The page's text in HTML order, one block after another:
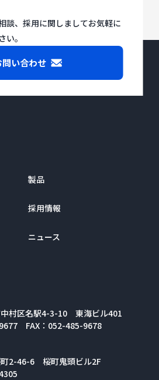
中村区名駅4-3-10 東海ビル401
FAX：052-485-9678
町2-46-6 桜町鬼頭ビル2F
製品
採用情報
ニュース
談、採用に関しましてお気軽に
い。
問い合わせ